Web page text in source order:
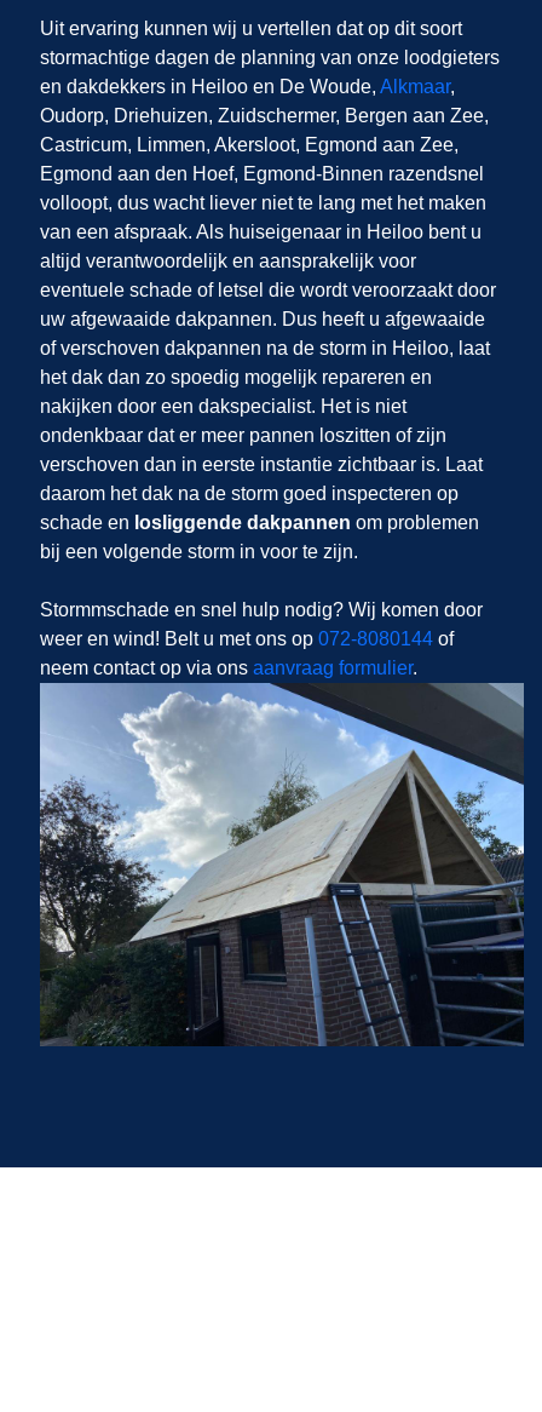
Uit ervaring kunnen wij u vertellen dat op dit soort
stormachtige dagen de planning van onze loodgieters
en dakdekkers in Heiloo en De Woude, Alkmaar,
Oudorp, Driehuizen, Zuidschermer, Bergen aan Zee,
Castricum, Limmen, Akersloot, Egmond aan Zee,
Egmond aan den Hoef, Egmond-Binnen razendsnel
volloopt, dus wacht liever niet te lang met het maken
van een afspraak. Als huiseigenaar in Heiloo bent u
altijd verantwoordelijk en aansprakelijk voor
eventuele schade of letsel die wordt veroorzaakt door
uw afgewaaide dakpannen. Dus heeft u afgewaaide
of verschoven dakpannen na de storm in Heiloo, laat
het dak dan zo spoedig mogelijk repareren en
nakijken door een dakspecialist. Het is niet
ondenkbaar dat er meer pannen loszitten of zijn
verschoven dan in eerste instantie zichtbaar is. Laat
daarom het dak na de storm goed inspecteren op
schade en losliggende dakpannen om problemen
bij een volgende storm in voor te zijn.
Stormmschade en snel hulp nodig? Wij komen door
weer en wind! Belt u met ons op 072-8080144of
neem contact op via ons aanvraag formulier.